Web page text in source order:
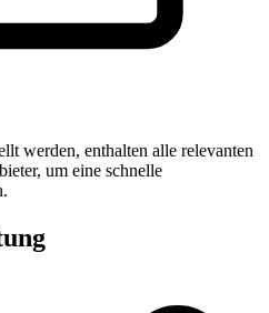
werden, enthalten alle relevanten
um eine schnelle